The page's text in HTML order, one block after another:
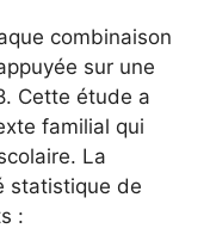
combinaison
sur une
Cette étude a
familial qui
La
statistique de
: